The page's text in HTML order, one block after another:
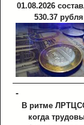
01.08.2026
530.37 рубля
-
В ритме
когда